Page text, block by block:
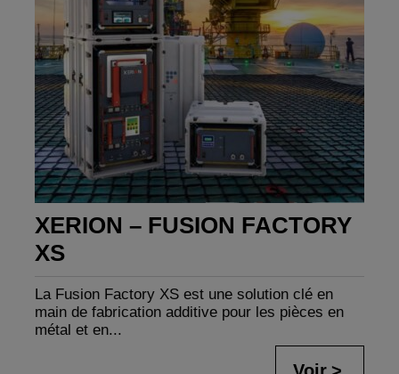
XERION – FUSION FACTORY
XS
La Fusion Factory XS est une solution clé en
main de fabrication additive pour les pièces en
métal et en...